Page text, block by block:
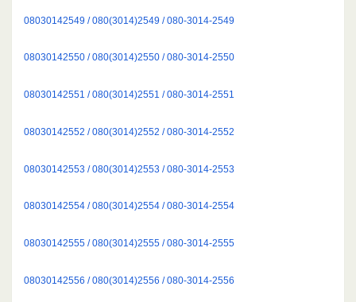
08030142549 / 080(3014)2549 / 080-3014-2549
08030142550 / 080(3014)2550 / 080-3014-2550
08030142551 / 080(3014)2551 / 080-3014-2551
08030142552 / 080(3014)2552 / 080-3014-2552
08030142553 / 080(3014)2553 / 080-3014-2553
08030142554 / 080(3014)2554 / 080-3014-2554
08030142555 / 080(3014)2555 / 080-3014-2555
08030142556 / 080(3014)2556 / 080-3014-2556